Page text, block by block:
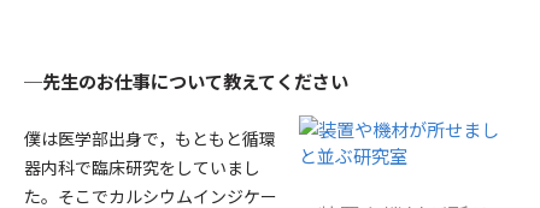
─先生のお仕事について教えてください
僕は医学部出身で，もともと循環
器内科で臨床研究をしていまし
た。そこでカルシウムインジケー